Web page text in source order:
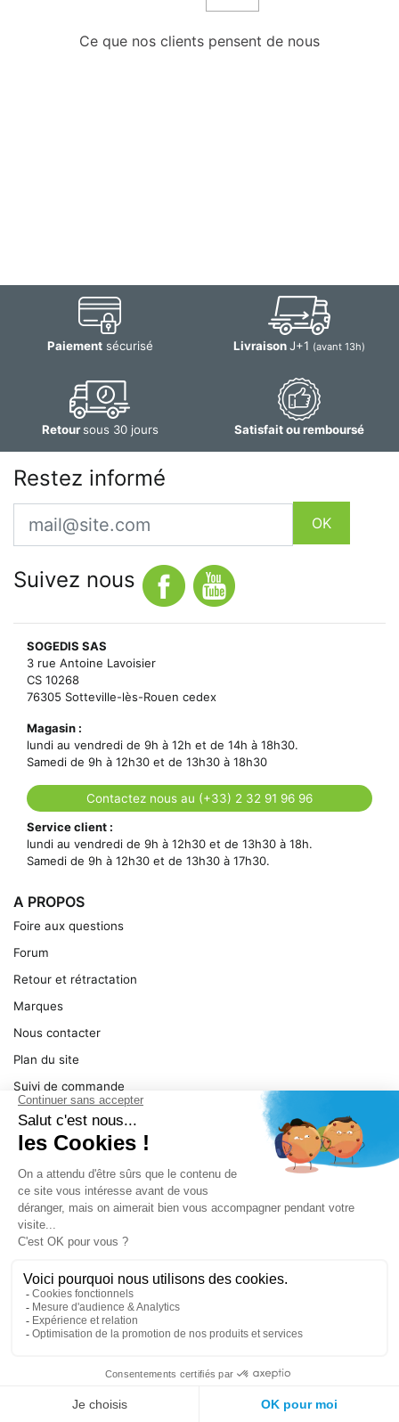
Ce que nos clients pensent de nous
Paiementsécurisé LivraisonJ+1 (avant 13h)
Retoursous 30 jours Satisfait ou remboursé
Restez informé
Email
OK
Suivez nous
SOGEDIS SAS
3 rue Antoine Lavoisier
CS 10268
76305 Sotteville-lès-Rouen cedex
Magasin :
lundi au vendredi de 9h à 12h et de 14h à 18h30.
Samedi de 9h à 12h30 et de 13h30 à 18h30
Contactez nous au (+33) 2 32 91 96 96
Service client :
lundi au vendredi de 9h à 12h30 et de 13h30 à 18h.
Samedi de 9h à 12h30 et de 13h30 à 17h30.
A PROPOS
Foire aux questions
Forum
Retour et rétractation
Marques
Nous contacter
Plan du site
Suivi de commande
Ma facture
Mentions légales
Conditions générales
SERVICE
Pièces détachées
Dépannage
Le magasin